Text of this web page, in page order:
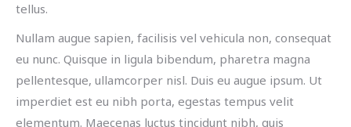
tellus.
Nullam augue sapien, facilisis vel vehicula non, consequat
eu nunc. Quisque in ligula bibendum, pharetra magna
pellentesque, ullamcorper nisl. Duis eu augue ipsum. Ut
imperdiet est eu nibh porta, egestas tempus velit
elementum. Maecenas luctus tincidunt nibh, quis